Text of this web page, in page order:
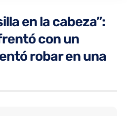
en la cabeza”:
con un
robar en una